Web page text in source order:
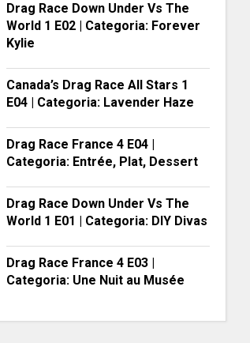
Drag Race Down Under Vs The
World 1 E02 | Categoria: Forever
Kylie
Canada’s Drag Race All Stars 1
E04 | Categoria: Lavender Haze
Drag Race France 4 E04 |
Categoria: Entrée, Plat, Dessert
Drag Race Down Under Vs The
World 1 E01 | Categoria: DIY Divas
Drag Race France 4 E03 |
Categoria: Une Nuit au Musée